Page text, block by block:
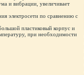
и вибрации, увеличивает
электросети по сравнению с
пластиковый корпус и
при необходимости